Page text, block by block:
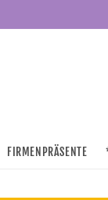
FIRMENPRÄSENTE